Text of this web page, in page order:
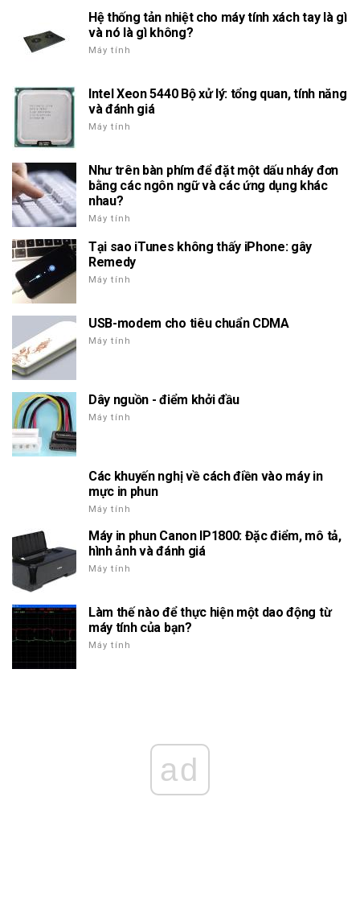
Hệ thống tản nhiệt cho máy tính xách tay là gì
và nó là gì không?
Máy tính
Intel Xeon 5440 Bộ xử lý: tổng quan, tính năng
và đánh giá
Máy tính
Như trên bàn phím để đặt một dấu nháy đơn
bằng các ngôn ngữ và các ứng dụng khác
nhau?
Máy tính
Tại sao iTunes không thấy iPhone: gây
Remedy
Máy tính
USB-modem cho tiêu chuẩn CDMA
Máy tính
Dây nguồn - điểm khởi đầu
Máy tính
Các khuyến nghị về cách điền vào máy in
mực in phun
Máy tính
Máy in phun Canon IP1800: Đặc điểm, mô tả,
hình ảnh và đánh giá
Máy tính
Làm thế nào để thực hiện một dao động từ
máy tính của bạn?
Máy tính
ad